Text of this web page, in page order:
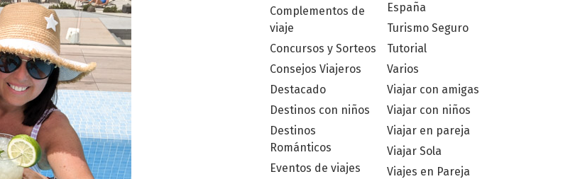
Complementos de
viaje
Concursos y Sorteos
Consejos Viajeros
Destacado
Destinos con niños
Destinos
Románticos
Eventos de viajes
España
Turismo Seguro
Tutorial
Varios
Viajar con amigas
Viajar con niños
Viajar en pareja
Viajar Sola
Viajes en Pareja